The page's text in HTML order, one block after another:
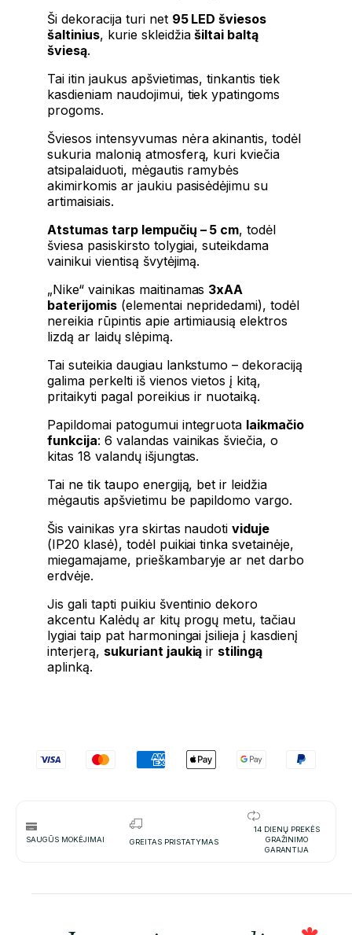
Ši dekoracija turi net 95 LED šviesos
šaltinius, kurie skleidžiašiltai baltą
šviesą.
Tai itin jaukus apšvietimas, tinkantis tiek
kasdieniam naudojimui, tiek ypatingoms
progoms.
Šviesos intensyvumas nėra akinantis, todėl
sukuria malonią atmosferą, kuri kviečia
atsipalaiduoti, mėgautis ramybės
akimirkomis ar jaukiu pasisėdėjimu su
artimaisiais.
Atstumas tarp lempučių – 5 cm, todėl
šviesa pasiskirsto tolygiai, suteikdama
vainikui vientisą švytėjimą.
„Nike“ vainikas maitinamas 3xAA
baterijomis(elementai nepridedami), todėl
nereikia rūpintis apie artimiausią elektros
lizdą ar laidų slėpimą.
Tai suteikia daugiau lankstumo – dekoraciją
galima perkelti iš vienos vietos į kitą,
pritaikyti pagal poreikius ir nuotaiką.
Papildomai patogumui integruota laikmačio
funkcija: 6 valandas vainikas šviečia, o
kitas 18 valandų išjungtas.
Tai ne tik taupo energiją, bet ir leidžia
mėgautis apšvietimu be papildomo vargo.
Šis vainikas yra skirtas naudotividuje
(IP20 klasė), todėl puikiai tinka svetainėje,
miegamajame, prieškambaryje ar net darbo
erdvėje.
Jis gali tapti puikiu šventinio dekoro
akcentu Kalėdų ar kitų progų metu, tačiau
lygiai taip pat harmoningai įsilieja į kasdienį
interjerą, sukuriant jaukią ir stilingą
aplinką.
SAUGŪS MOKĖJIMAI GREITAS PRISTATYMAS
14 DIENŲ PREKĖS
GRAŽINIMO
GARANTIJA